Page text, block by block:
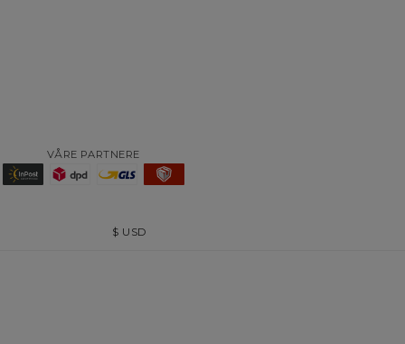
VÅRE PARTNERE
$ USD